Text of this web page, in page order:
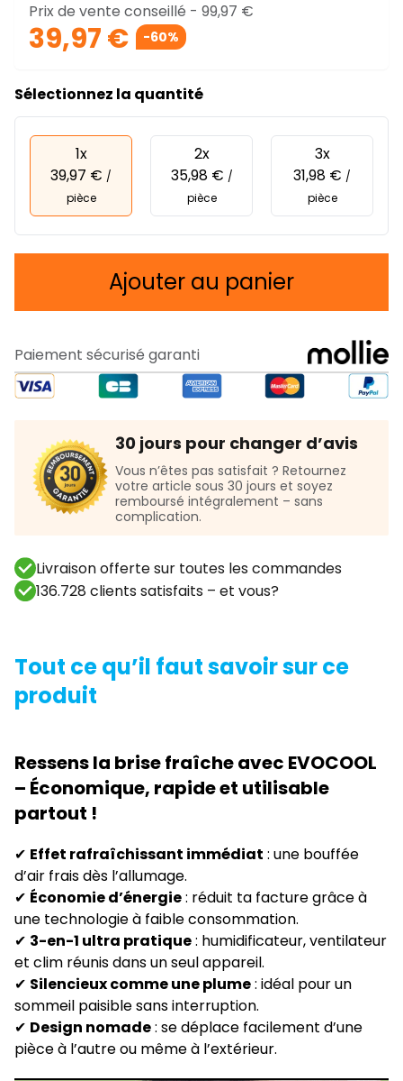
Prix de vente conseillé - 99,97 €
39,97 € -60%
Sélectionnez la quantité
1x
39,97 € /
pièce
2x
35,98 € /
pièce
3x
31,98 € /
pièce
Ajouter au panier
Paiement sécurisé garanti
30 jours pour changer d’avis
Vous n’êtes pas satisfait ? Retournez
votre article sous 30 jours et soyez
remboursé intégralement – sans
complication.
Livraison offerte sur toutes les commandes
136.728 clients satisfaits – et vous?
Tout ce qu’il faut savoir sur ce
produit
Ressens la brise fraîche avec EVOCOOL
– Économique, rapide et utilisable
partout !
✔ Effet rafraîchissant immédiat : une bouffée
d’air frais dès l’allumage.
✔ Économie d’énergie: réduit ta facture grâce à
une technologie à faible consommation.
✔ 3-en-1 ultra pratique: humidificateur, ventilateur
et clim réunis dans un seul appareil.
✔ Silencieux comme une plume: idéal pour un
sommeil paisible sans interruption.
✔ Design nomade: se déplace facilement d’une
pièce à l’autre ou même à l’extérieur.